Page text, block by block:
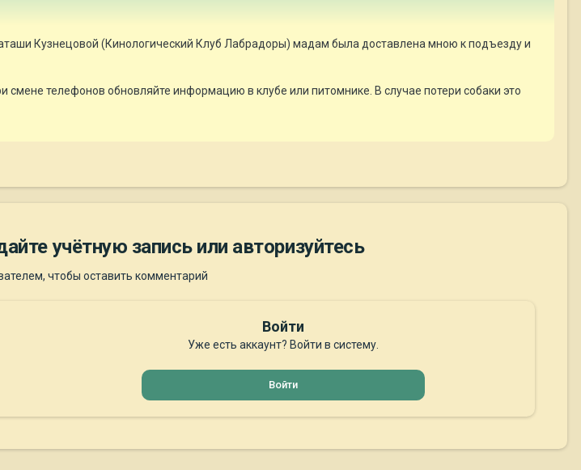
Кузнецовой (Кинологический Клуб Лабрадоры) мадам была доставлена мною к подъезду и
телефонов обновляйте информацию в клубе или питомнике. В случае потери собаки это
учётную запись или авторизуйтесь
чтобы оставить комментарий
Войти
Уже есть аккаунт? Войти в систему.
Войти